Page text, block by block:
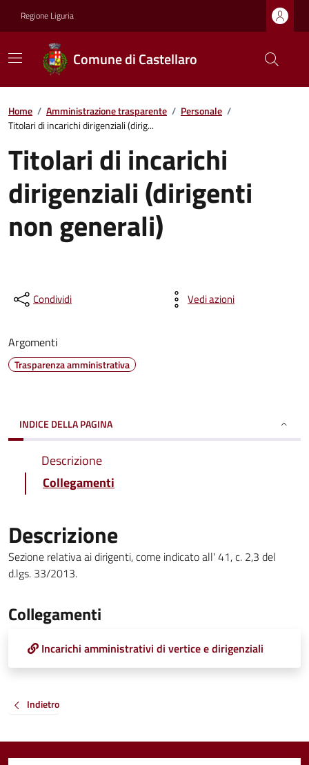
Regione Liguria
Comune di Castellaro
Home / Amministrazione trasparente / Personale /
Titolari di incarichi dirigenziali (dirig...
Titolari di incarichi
dirigenziali (dirigenti
non generali)
Condividi Vedi azioni
Argomenti
Trasparenza amministrativa
INDICE DELLA PAGINA
Descrizione
Collegamenti
Descrizione
Sezione relativa ai dirigenti, come indicato all' 41, c. 2,3 del
d.lgs. 33/2013.
Collegamenti
Incarichi amministrativi di vertice e dirigenziali
Indietro